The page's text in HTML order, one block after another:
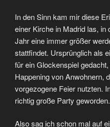
In den Sinn kam mir diese
einer Kirche in Madrid las, in
Jahr eine immer größer
stattfindet. Ursprünglich als
für ein Glockenspiel
Happening von Anwohnern,
vorgezogene Feier nutzten.
richtig große Party geworden.
Also sag ich schon mal auf